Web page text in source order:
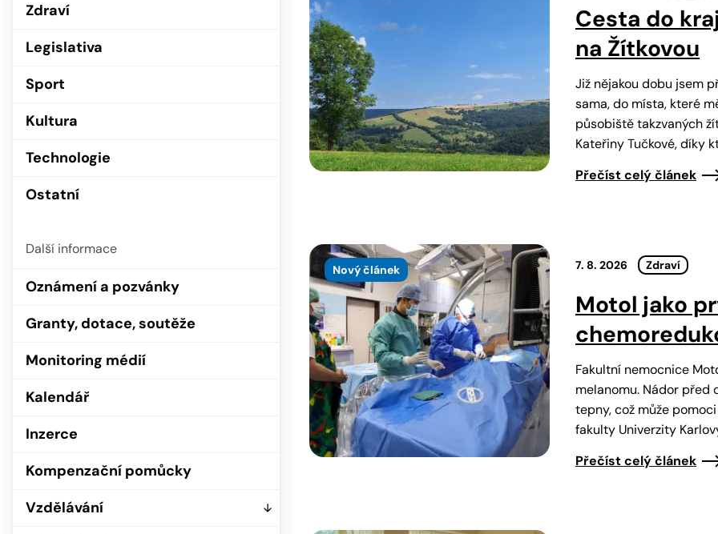
Zdraví
Legislativa
Sport
Kultura
Technologie
Ostatní
Další informace
Oznámení a pozvánky
Granty, dotace, soutěže
Monitoring médií
Kalendář
Inzerce
Kompenzační pomůcky
Vzdělávání
Cesta do
na Žítkovou
Již nějakou dobu jsem
sama, do místa, které
působiště takzvaných
Kateřiny Tučkové, díky
Přečíst celý článek
Nový článek 7. 8. 2026 Zdraví
Motol jako
Fakultní nemocnice
melanomu. Nádor před
tepny, což může
fakulty Univerzity
Přečíst celý článek